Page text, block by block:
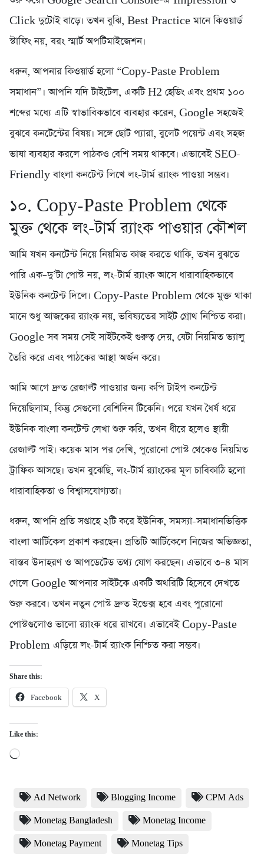
Click দুটোই বাড়ে। তখন বুঝি, Best Practice মানে কিওয়ার্ড
স্টাফিং নয়, বরং স্মার্ট অপটিমাইজেশন।
ধরুন, আপনার কিওয়ার্ড হলো “Copy-Paste Problem
সমাধান”। আপনি যদি টাইটেল, একটি H2 হেডিং এবং প্রথম ১০০
শব্দের মধ্যে এটি স্বাভাবিকভাবে ব্যবহার করেন, Google সহজেই
বুঝবে কনটেন্টের বিষয়। সঙ্গে ছোট প্যারা, বুলেট পয়েন্ট এবং সহজ
ভাষা ব্যবহার করলে পাঠকও বেশি সময় থাকবে। এভাবেই SEO-
Friendly বাংলা কনটেন্ট লিখে লং-টার্ম র‍্যাংক পাওয়া সম্ভব।
১০. Copy-Paste Problem থেকে
মুক্ত থেকে লং-টার্ম র‍্যাংক পাওয়ার কৌশল
আমি যখন কনটেন্ট নিয়ে নিয়মিত কাজ করতে থাকি, তখন বুঝতে
পারি এক–দু’টা পোস্ট নয়, লং-টার্ম র‍্যাংক আসে ধারাবাহিকভাবে
ইউনিক কনটেন্ট দিলে। Copy-Paste Problem থেকে মুক্ত থাকা
মানে শুধু আজকের র‍্যাংক নয়, ভবিষ্যতের সাইট গ্রোথ নিশ্চিত করা।
Google সব সময় সেই সাইটকেই গুরুত্ব দেয়, যেটা নিয়মিত ভ্যালু
তৈরি করে এবং পাঠকের আস্থা অর্জন করে।
আমি আগে দ্রুত রেজাল্ট পাওয়ার জন্য কপি টাইপ কনটেন্ট
দিয়েছিলাম, কিন্তু সেগুলো বেশিদিন টিকেনি। পরে যখন ধৈর্য ধরে
ইউনিক বাংলা কনটেন্ট লেখা শুরু করি, তখন ধীরে হলেও স্থায়ী
রেজাল্ট পাই। কয়েক মাস পর দেখি, পুরোনো পোস্ট থেকেও নিয়মিত
ট্রাফিক আসছে। তখন বুঝেছি, লং-টার্ম র‍্যাংকের মূল চাবিকাঠি হলো
ধারাবাহিকতা ও বিশ্বাসযোগ্যতা।
ধরুন, আপনি প্রতি সপ্তাহে ২টি করে ইউনিক, সমস্যা-সমাধানভিত্তিক
বাংলা আর্টিকেল প্রকাশ করছেন। প্রতিটি আর্টিকেলে নিজের অভিজ্ঞতা,
বাস্তব উদাহরণ ও আপডেটেড তথ্য যোগ করছেন। এভাবে ৩–৪ মাস
গেলে Google আপনার সাইটকে একটি অথরিটি হিসেবে দেখতে
শুরু করবে। তখন নতুন পোস্ট দ্রুত ইন্ডেক্স হবে এবং পুরোনো
পোস্টগুলোও ভালো র‍্যাংক ধরে রাখবে। এভাবেই Copy-Paste
Problem এড়িয়ে লং-টার্ম র‍্যাংক নিশ্চিত করা সম্ভব।
Share this:
Facebook X
Like this:
Loading…
Ad Network Blogging Income CPM Ads
Monetag Bangladesh Monetag Income
Monetag Payment Monetag Tips